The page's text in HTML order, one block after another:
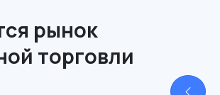
рынок
торговли